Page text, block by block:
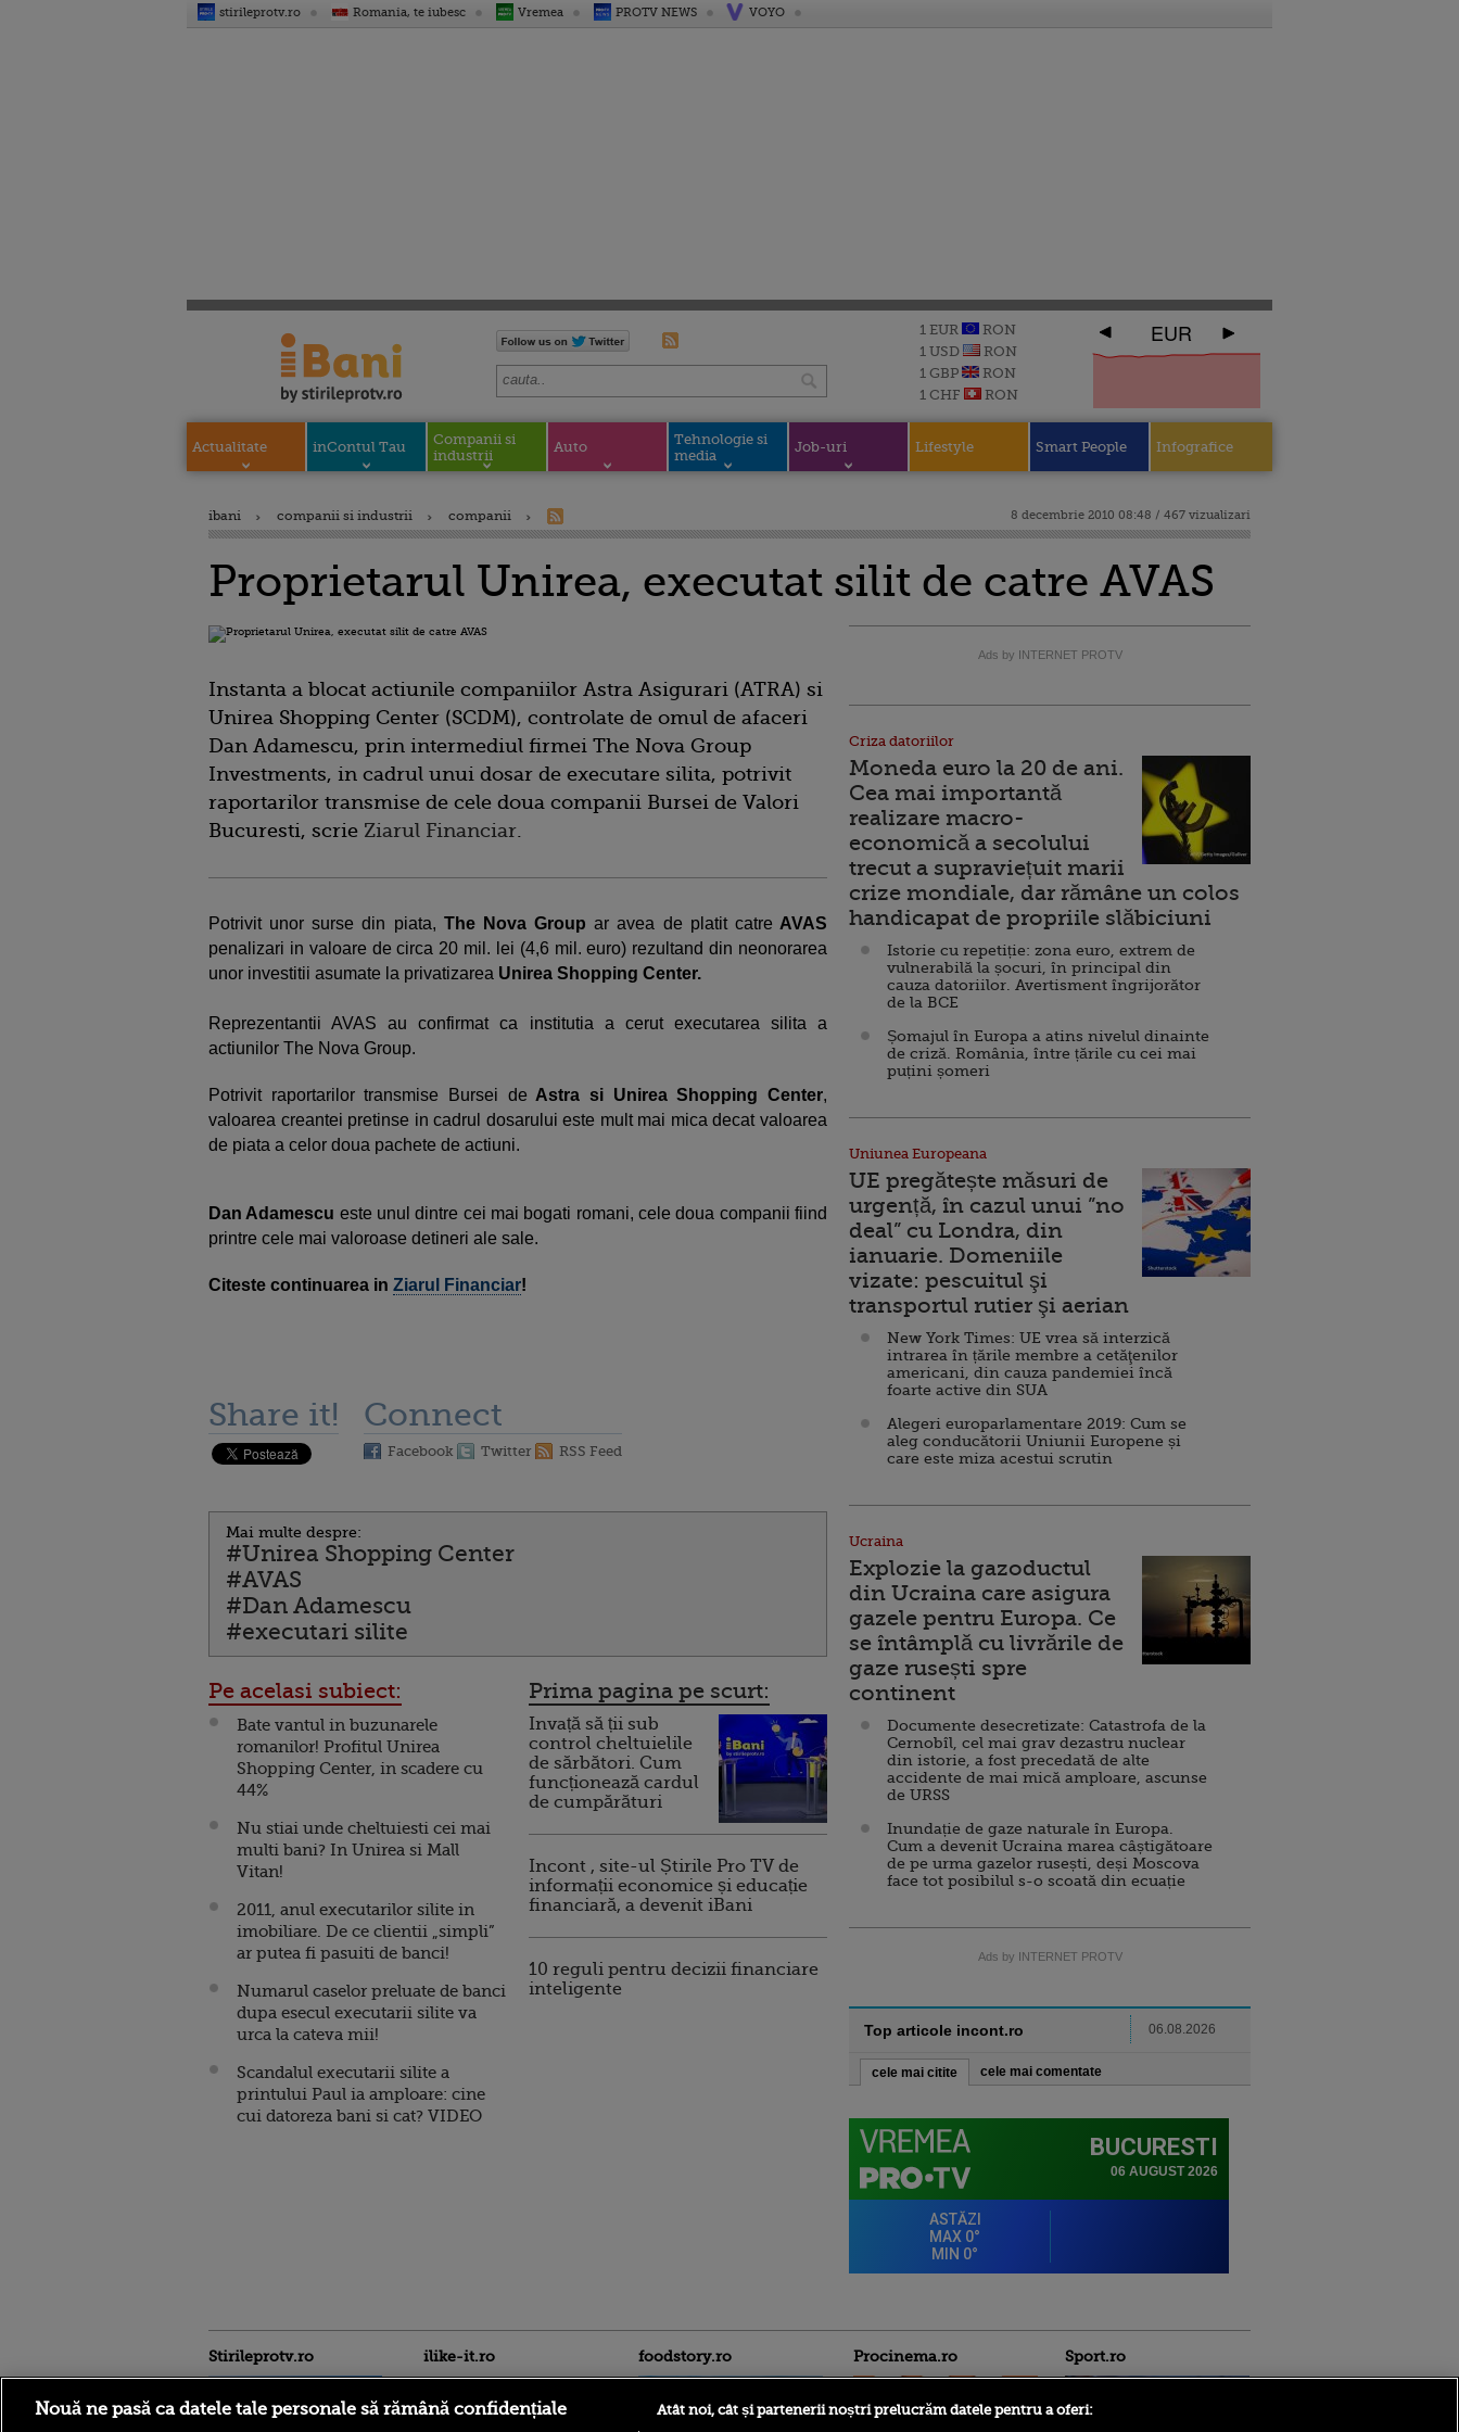
stirileprotv.ro Romania, te iubesc Vremea PROTV NEWS VOYO
1 EUR
RON
1 USD
RON
1 GBP
RON
1 CHF
RON
EUR
Actualitate inContul Tau
Companii si
industrii
Auto
Tehnologie si
media
Job-uri Lifestyle Smart People Infografice
ibani companii si industrii companii 8 decembrie 2010 08:48 / 467 vizualizari
Proprietarul Unirea, executat silit de catre AVAS
Instanta a blocat actiunile companiilor Astra Asigurari (ATRA) si
Unirea Shopping Center (SCDM), controlate de omul de afaceri
Dan Adamescu, prin intermediul firmei The Nova Group
Investments, in cadrul unui dosar de executare silita, potrivit
raportarilor transmise de cele doua companii Bursei de Valori
Bucuresti, scrie Ziarul Financiar.
Potrivit unor surse din piata, The Nova Groupar avea de platit catre AVAS
penalizari in valoare de circa 20 mil. lei (4,6 mil. euro) rezultand din neonorarea
unor investitii asumate la privatizarea Unirea Shopping Center.
Reprezentantii AVAS au confirmat ca in­stitutia a cerut executarea silita a
actiunilor The Nova Group.
Potrivit raportarilor transmise Bursei de Astra si Unirea Shopping Center,
valoarea creantei pretinse in cadrul dosarului este mult mai mica decat valoarea
de piata a celor doua pachete de actiuni.
Dan Adamescu este unul dintre cei mai bogati romani, cele doua companii fiind
printre cele mai valoroase detineri ale sale.
Citeste continuarea in Ziarul Financiar!
Share it! Connect
Facebook Twitter RSS Feed
Mai multe despre:
#Unirea Shopping Center
#AVAS
#Dan Adamescu
#executari silite
Pe acelasi subiect:
Bate vantul in buzunarele
romanilor! Profitul Unirea
Shopping Center, in scadere cu
44%
Nu stiai unde cheltuiesti cei mai
multi bani? In Unirea si Mall
Vitan!
2011, anul executarilor silite in
imobiliare. De ce clientii „simpli”
ar putea fi pasuiti de banci!
Numarul caselor preluate de banci
dupa esecul executarii silite va
urca la cateva mii!
Scandalul executarii silite a
printului Paul ia amploare: cine
cui datoreza bani si cat? VIDEO
Prima pagina pe scurt:
Invață să ții sub
control cheltuielile
de sărbători. Cum
funcționează cardul
de cumpărături
Incont , site-ul Știrile Pro TV de
informații economice și educație
financiară, a devenit iBani
10 reguli pentru decizii financiare
inteligente
Ads by INTERNET PROTV
Criza datoriilor
Moneda euro la 20 de ani.
Cea mai importantă
realizare macro-
economică a secolului
trecut a supraviețuit marii
crize mondiale, dar rămâne un colos
handicapat de propriile slăbiciuni
Istorie cu repetiție: zona euro, extrem de
vulnerabilă la șocuri, în principal din
cauza datoriilor. Avertisment îngrijorător
de la BCE
Șomajul în Europa a atins nivelul dinainte
de criză. România, între țările cu cei mai
puțini șomeri
Uniunea Europeana
UE pregătește măsuri de
urgență, în cazul unui ”no
deal” cu Londra, din
ianuarie. Domeniile
vizate: pescuitul şi
transportul rutier şi aerian
New York Times: UE vrea să interzică
intrarea în țările membre a cetăţenilor
americani, din cauza pandemiei încă
foarte active din SUA
Alegeri europarlamentare 2019: Cum se
aleg conducătorii Uniunii Europene și
care este miza acestui scrutin
Ucraina
Explozie la gazoductul
din Ucraina care asigura
gazele pentru Europa. Ce
se întâmplă cu livrările de
gaze rusești spre
continent
Documente desecretizate: Catastrofa de la
Cernobîl, cel mai grav dezastru nuclear
din istorie, a fost precedată de alte
accidente de mai mică amploare, ascunse
de URSS
Inundație de gaze naturale în Europa.
Cum a devenit Ucraina marea câștigătoare
de pe urma gazelor rusești, deși Moscova
face tot posibilul s-o scoată din ecuație
Ads by INTERNET PROTV
Top articole incont.ro 06.08.2026
cele mai citite cele mai comentate
Stirileprotv.ro ilike-it.ro foodstory.ro Procinema.ro Sport.ro
Nouă ne pasă ca datele tale personale să rămână confidențiale Atât noi, cât și partenerii noștri prelucrăm datele pentru a oferi: